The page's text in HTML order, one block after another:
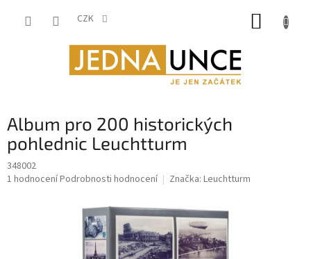
CZK
Album pro 200 historických
pohlednic Leuchtturm
348002
Průměrné
1 hodnoceníPodrobnosti hodnocení Značka: Leuchtturm